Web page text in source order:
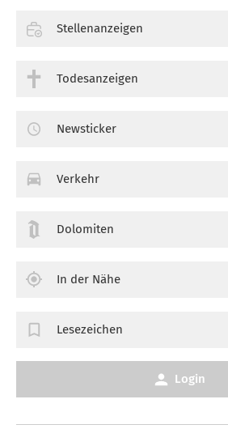
Stellenanzeigen
Todesanzeigen
Newsticker
Verkehr
Dolomiten
In der Nähe
Lesezeichen
Login